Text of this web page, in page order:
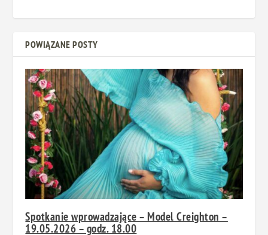
POWIĄZANE POSTY
Spotkanie wprowadzające – Model Creighton –
19.05.2026 – godz. 18.00